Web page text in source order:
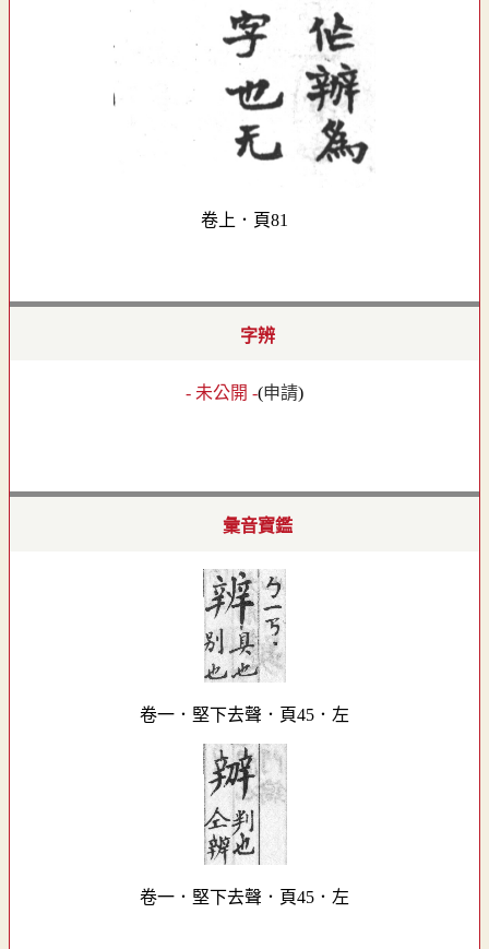
卷上．頁81
字辨
- 未公開 -(申請)
彙音寶鑑
卷一．堅下去聲．頁45．左
卷一．堅下去聲．頁45．左